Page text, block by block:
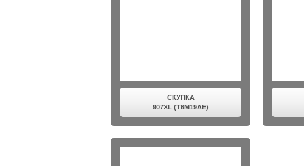
СКУПКА
907XL (T6M19AE)